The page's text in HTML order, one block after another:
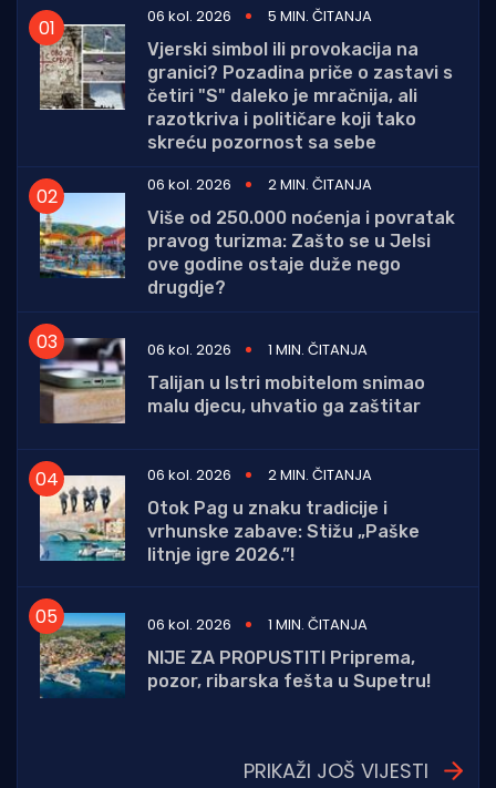
06 kol. 2026
5 MIN. ČITANJA
Vjerski simbol ili provokacija na
granici? Pozadina priče o zastavi s
četiri "S" daleko je mračnija, ali
razotkriva i političare koji tako
skreću pozornost sa sebe
06 kol. 2026
2 MIN. ČITANJA
Više od 250.000 noćenja i povratak
pravog turizma: Zašto se u Jelsi
ove godine ostaje duže nego
drugdje?
06 kol. 2026
1 MIN. ČITANJA
Talijan u Istri mobitelom snimao
malu djecu, uhvatio ga zaštitar
06 kol. 2026
2 MIN. ČITANJA
Otok Pag u znaku tradicije i
vrhunske zabave: Stižu „Paške
litnje igre 2026.”!
06 kol. 2026
1 MIN. ČITANJA
NIJE ZA PROPUSTITI Priprema,
pozor, ribarska fešta u Supetru!
PRIKAŽI JOŠ VIJESTI